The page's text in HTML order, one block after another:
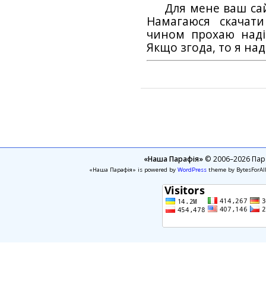
Для мене ваш
Намагаюся
чином прохаю
Якщо згода, то я
«Наша Парафія»© 2006–2026
«Наша Парафія» is powered by WordPresstheme by